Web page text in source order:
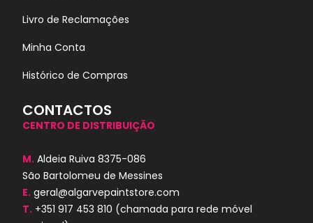
Livro de Reclamações
Minha Conta
Histórico de Compras
CONTACTOS
CENTRO DE DISTRIBUIÇÃO
M. Aldeia Ruiva 8375-086
São Bartolomeu de Messines
E. geral@algarvepaintstore.com
T. +351 917 453 810 (chamada para rede móvel